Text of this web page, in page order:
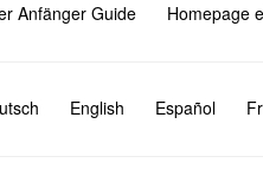
Anfänger Guide Homepage
English Español